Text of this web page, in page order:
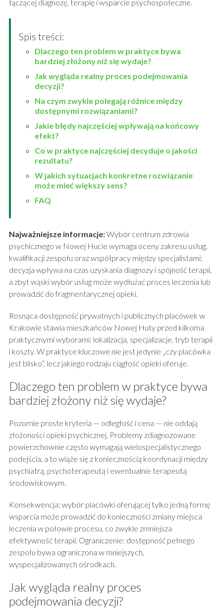
łączącej diagnozę, terapię i wsparcie psychospołeczne.
Spis treści:
Dlaczego ten problem w praktyce bywa
bardziej złożony niż się wydaje?
Jak wygląda realny proces podejmowania
decyzji?
Na czym zwykle polegają różnice między
dostępnymi rozwiązaniami?
Jakie błędy najczęściej wpływają na końcowy
efekt?
Co w praktyce najczęściej decyduje o jakości
rezultatu?
W jakich sytuacjach konkretne rozwiązanie
może mieć większy sens?
FAQ
Najważniejsze informacje:Wybór centrum zdrowia
psychicznego w Nowej Hucie wymaga oceny zakresu usług,
kwalifikacji zespołu oraz współpracy między specjalistami;
decyzja wpływa na czas uzyskania diagnozy i spójność terapii,
a zbyt wąski wybór usług może wydłużać proces leczenia lub
prowadzić do fragmentarycznej opieki.
Rosnąca dostępność prywatnych i publicznych placówek w
Krakowie stawia mieszkańców Nowej Huty przed kilkoma
praktycznymi wyborami: lokalizacja, specjalizacje, tryb terapii
i koszty. W praktyce kluczowe nie jest jedynie „czy placówka
jest blisko”, lecz jakiego rodzaju ciągłość opieki oferuje.
Dlaczego ten problem w praktyce bywa
bardziej złożony niż się wydaje?
Pozornie proste kryteria — odległość i cena — nie oddają
złożoności opieki psychicznej. Problemy zdiagnozowane
powierzchownie często wymagają wielospecjalistycznego
podejścia, a to wiąże się z koniecznością koordynacji między
psychiatrą, psychoterapeutą i ewentualnie terapeutą
środowiskowym.
Konsekwencja: wybór placówki oferującej tylko jedną formę
wsparcia może prowadzić do konieczności zmiany miejsca
leczenia w połowie procesu, co zwykle zmniejsza
efektywność terapii. Ograniczenie: dostępność pełnego
zespołu bywa ograniczona w mniejszych,
wyspecjalizowanych ośrodkach.
Jak wygląda realny proces
podejmowania decyzji?